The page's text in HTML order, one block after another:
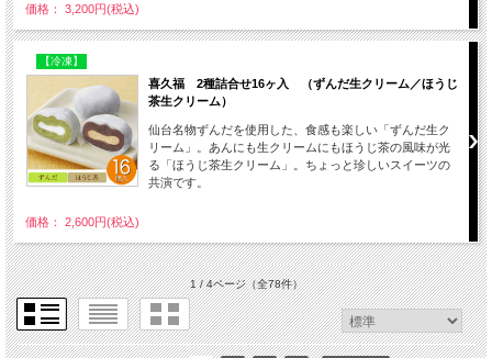
価格： 3,200円(税込)
【冷凍】
喜久福 2種詰合せ16ヶ入 （ずんだ生クリーム／ほうじ
茶生クリーム）
仙台名物ずんだを使用した、食感も楽しい「ずんだ生ク
リーム」。あんにも生クリームにもほうじ茶の風味が光
る「ほうじ茶生クリーム」。ちょっと珍しいスイーツの
共演です。
価格： 2,600円(税込)
1 / 4ページ（全78件）